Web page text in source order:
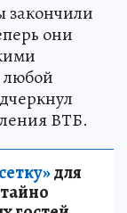
закончили
они
любой
ВТБ.
для